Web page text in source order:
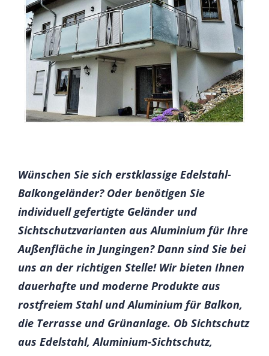
Wünschen Sie sich erstklassige Edelstahl-
Balkongeländer? Oder benötigen Sie
individuell gefertigte Geländer und
Sichtschutzvarianten aus Aluminium für Ihre
Außenfläche in Jungingen? Dann sind Sie bei
uns an der richtigen Stelle! Wir bieten Ihnen
dauerhafte und moderne Produkte aus
rostfreiem Stahl und Aluminium für Balkon,
die Terrasse und Grünanlage. Ob Sichtschutz
aus Edelstahl, Aluminium-Sichtschutz,